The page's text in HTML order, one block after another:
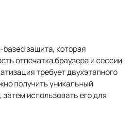
защита, которая
отпечатка браузера и сессии
требует двухэтапного
получить уникальный
использовать его для